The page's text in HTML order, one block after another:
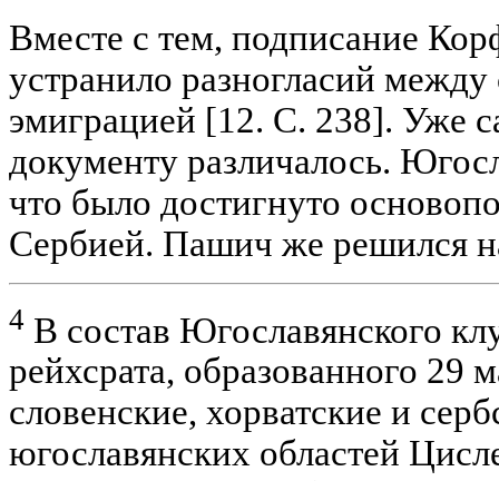
Вместе с тем, подписание
устранило разногласий
эмиграцией [12. С. 238]. Уже
документу различалось.
что было достигнуто
Сербией. Пашич же решился
4 В состав Югославянского
рейхсрата, образованного 29
словенские, хорватские и
югославянских областей